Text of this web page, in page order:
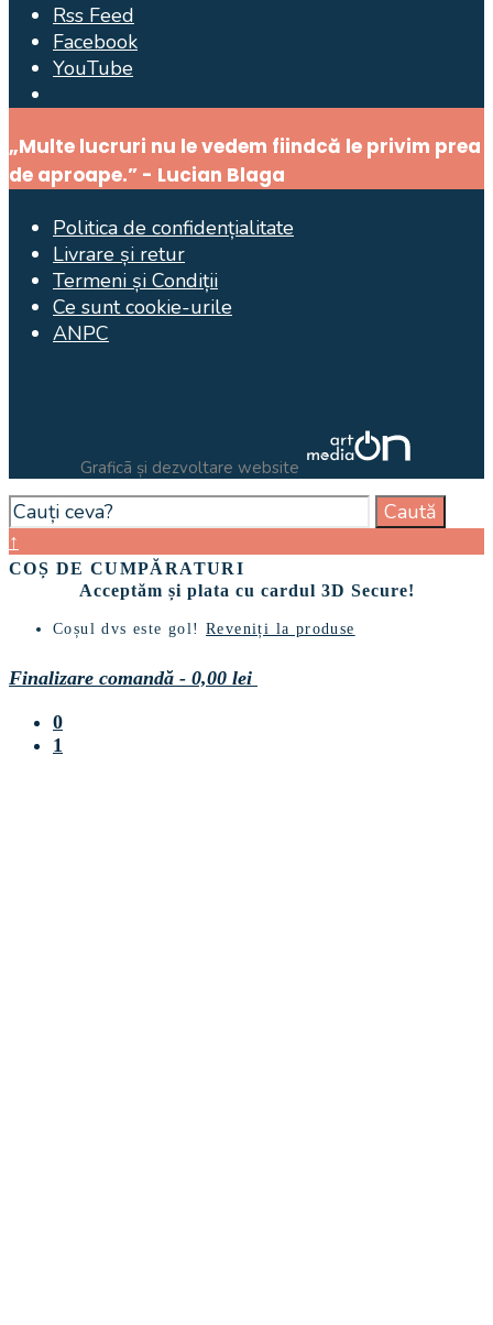
Rss Feed
Facebook
YouTube
Window
„Multe lucruri nu le vedem fiindcă le privim prea
de aproape.” - Lucian Blaga
Politica de confidențialitate
Livrare și retur
Termeni și Condiții
Ce sunt cookie-urile
ANPC
Graficã și dezvoltare website
Search
for:
Caută
Close
Search
Window
↑
COȘ DE CUMPĂRATURI
Acceptăm și plata cu cardul 3D Secure!
Coșul dvs este gol!Reveniți la produse
Finalizare comandă - 0,00 lei
0
1